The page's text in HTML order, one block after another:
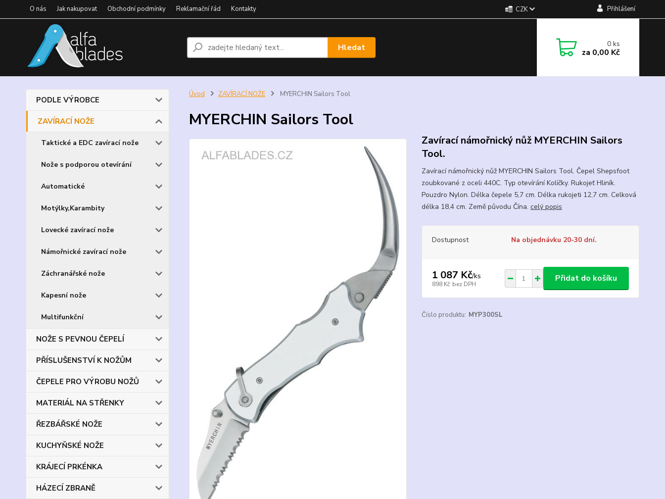
O nás Jak nakupovat Obchodní podmínky Reklamační řád Kontakty CZK Přihlášení
Hledat 0ks
za 0,00 Kč
PODLE VÝROBCE
ZAVÍRACÍ NOŽE
Taktické a EDC zavírací nože
Nože s podporou otevírání
Automatické
Motýlky,Karambity
Lovecké zavírací nože
Námořnické zavírací nože
Záchranářské nože
Kapesní nože
Multifunkční
NOŽE S PEVNOU ČEPELÍ
PŘÍSLUŠENSTVÍ K NOŽŮM
ČEPELE PRO VÝROBU NOŽŮ
MATERIÁL NA STŘENKY
ŘEZBÁŘSKÉ NOŽE
KUCHYŇSKÉ NOŽE
KRÁJECÍ PRKÉNKA
HÁZECÍ ZBRANĚ
Úvod ZAVÍRACÍ NOŽE MYERCHIN Sailors Tool
MYERCHIN Sailors Tool
Zavírací námořnický nůž MYERCHIN Sailors
Tool.
Zavírací námořnický nůž MYERCHIN Sailors Tool. Čepel Shepsfoot
zoubkované z oceli 440C. Typ otevírání Kolíčky. Rukojeť Hliník.
Pouzdro Nylon. Délka čepele 5,7 cm. Délka rukojeti 12,7 cm. Celková
délka 18,4 cm. Země původu Čína. celý popis
Dostupnost Na objednávku 20-30 dní.
1 087 Kč/ks
898 Kč bez DPH
Přidat do košíku
Číslo produktu: MYP300SL